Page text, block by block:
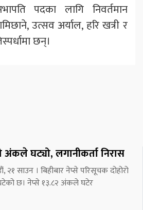
पदका लागि निवर्तमान
उत्सव अर्याल, हरि खत्री र
छन्।
अंकले घट्यो, लगानीकर्ता निरास
२१ साउन । बिहीबार नेप्से परिसूचक दोहोरो
छ। नेप्से १३.८२ अंकले घटेर